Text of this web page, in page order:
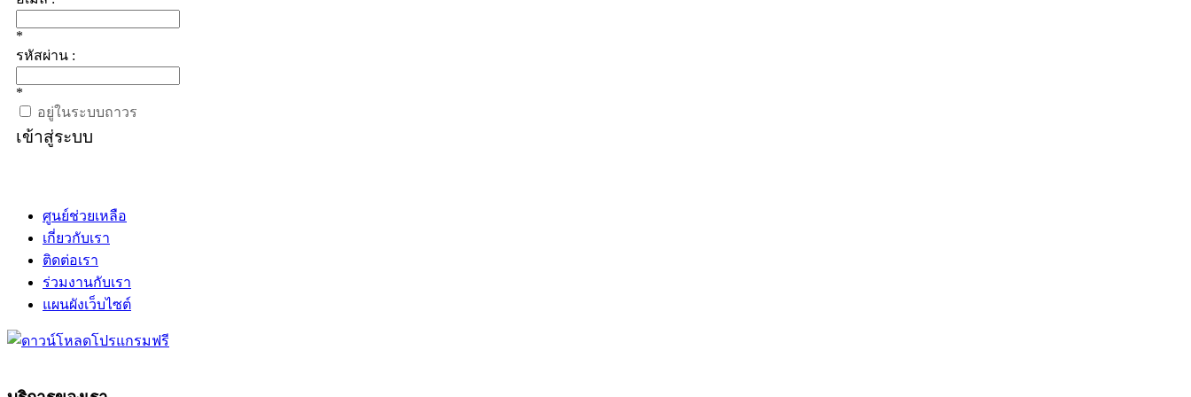
*
รหัสผ่าน :
*
อยู่ในระบบถาวร
เข้าสู่ระบบ
ศูนย์ช่วยเหลือ
เกี่ยวกับเรา
ติดต่อเรา
ร่วมงานกับเรา
แผนผังเว็บไซต์